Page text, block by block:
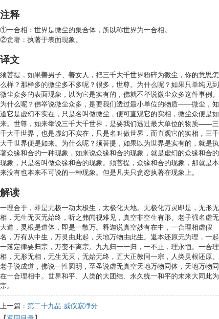
注释
①一合相：世界是微尘的集合体，所以称世界为一合相。
②贪著：执著于表面现象。
译文
须菩提，如果善男子、善女人，把三千大千世界粉碎为微尘，你的意思怎
么样？那样多的微尘多不多呢？很多，世尊。为什么呢？如果只单纯见到
微尘众多的表面现象，以为它是实有的，佛就不举说微尘众多这件事例。
为什么呢？佛举说微尘众多，是要我们透过最小单位的物质——微尘，知
道它是虚幻不实在，只是名叫做微尘，便可直观它的实相，微尘众便是如
来。世尊，如来举说三千大千世界，是要我们透过最大单位的物质——三
千大千世界，也是虚幻不实在，只是名叫做世界，而直观它的实相，三千
大千世界便是如来。为什么呢？须菩提，如果以为世界是实有的，就是执
著众缘和合的一种现象，如来说众缘和合的现象，就是虚幻的众缘和合的
现象，只是名叫做众缘和合的现象。须菩提，众缘和合的现象，那就是本
来没有也本来不可说的一种现象。但是凡夫只贪恋执著在现象上。
解读
一理合于，即是无极一动太极生，太极化天地。无极化万灵即是，无形无
相，无生无灭无始终，听之弗闻视难见，真空非空生有形。老子强名虚无
大道，灵根是道体，即是一散万。释迦说真空妙有在中，一合理相虚假
名，万有从中生，万灵由此起，天地万物由此生。返本还原无为理，一起
一落定律要归宗，万变不离宗。九九归一一归，一不止，理永恒。一合理
相，无形无相，无生无灭，无始无终，五大正教同一宗，人类灵根还原。
老子说成道，佛说一性圆明，至圣说虚无真空天地万物同体，天地万物同
在一合理相中。世界和平、人类的大团结、永久统一和平的未来大同此为
宗。
上一篇： 第二十九品 威仪寂净分